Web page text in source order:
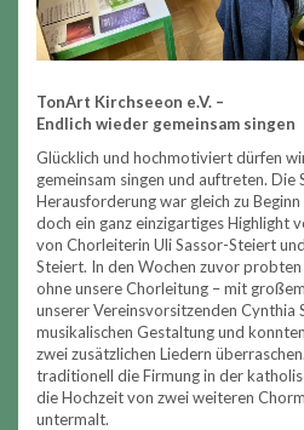
TonArt Kirchseeon e.V. –
Endlich wieder gemeinsam singen
Glücklich und hochmotiviert dürfen
gemeinsam singen und auftreten. Die
Herausforderung war gleich zu
doch ein ganz einzigartiges Highlight
von Chorleiterin Uli Sassor-Steiert
Steiert. In den Wochen zuvor
ohne unsere Chorleitung – mit
unserer Vereinsvorsitzenden Cynthia
musikalischen Gestaltung und
zwei zusätzlichen Liedern
traditionell die Firmung in der
die Hochzeit von zwei weiteren
untermalt.